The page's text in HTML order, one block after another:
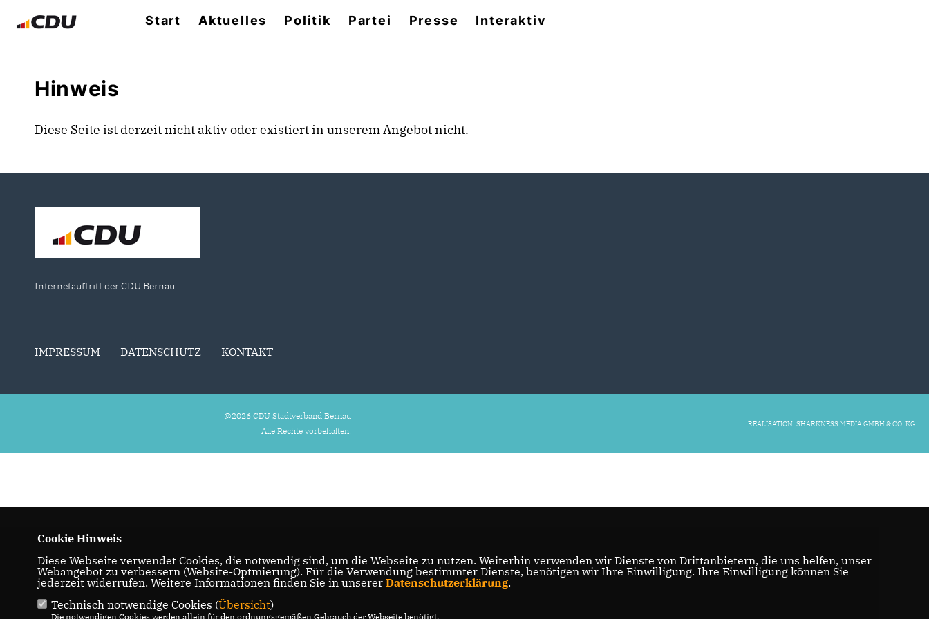
Start Aktuelles Politik Partei Presse Interaktiv
Hinweis
Diese Seite ist derzeit nicht aktiv oder existiert in unserem Angebot nicht.
Internetauftritt der CDU Bernau
IMPRESSUM DATENSCHUTZ KONTAKT
@2026 CDU Stadtverband Bernau
Alle Rechte vorbehalten.
REALISATION: SHARKNESS MEDIA GMBH & CO. KG
Cookie Hinweis
Diese Webseite verwendet Cookies, die notwendig sind, um die Webseite zu nutzen. Weiterhin verwenden wir Dienste von Drittanbietern, die uns helfen, unser
Webangebot zu verbessern (Website-Optmierung). Für die Verwendung bestimmter Dienste, benötigen wir Ihre Einwilligung. Ihre Einwilligung können Sie
jederzeit widerrufen. Weitere Informationen finden Sie in unserer Datenschutzerklärung.
Technisch notwendige Cookies (Übersicht)
Die notwendigen Cookies werden allein für den ordnungsgemäßen Gebrauch der Webseite benötigt.